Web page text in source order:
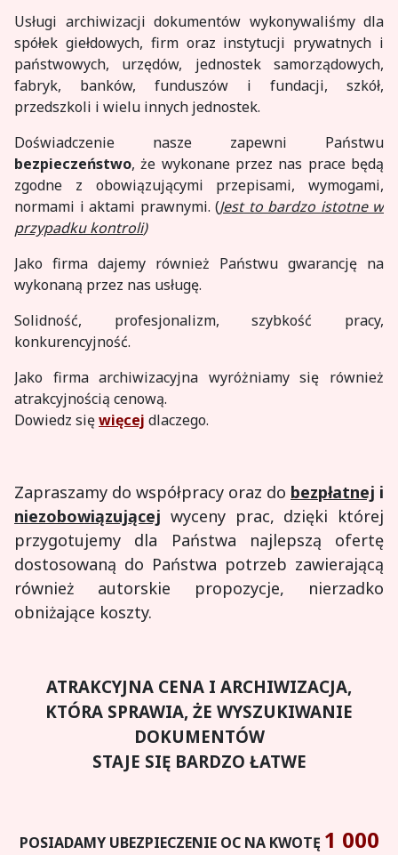
Usługi archiwizacji dokumentów wykonywaliśmy dla
spółek giełdowych, firm oraz instytucji prywatnych i
państwowych, urzędów, jednostek samorządowych,
fabryk, banków, funduszów i fundacji, szkół,
przedszkoli i wielu innych jednostek.
Doświadczenie nasze zapewni Państwu
bezpieczeństwo, że wykonane przez nas prace będą
zgodne z obowiązującymi przepisami, wymogami,
normami i aktami prawnymi. (Jest to bardzo istotne w
przypadku kontroli)
Jako firma dajemy również Państwu gwarancję na
wykonaną przez nas usługę.
Solidność, profesjonalizm, szybkość pracy,
konkurencyjność.
Jako firma archiwizacyjna wyróżniamy się również
atrakcyjnością cenową.
Dowiedz sięwięcej dlaczego.
Zapraszamy do współpracy oraz do bezpłatnej i
niezobowiązującej wyceny prac, dzięki której
przygotujemy dla Państwa najlepszą ofertę
dostosowaną do Państwa potrzeb zawierającą
również autorskie propozycje, nierzadko
obniżające koszty.
ATRAKCYJNA CENA I ARCHIWIZACJA,
KTÓRA SPRAWIA, ŻE WYSZUKIWANIE
DOKUMENTÓW
STAJE SIĘ BARDZO ŁATWE
POSIADAMY UBEZPIECZENIE OC NA KWOTĘ 1 000